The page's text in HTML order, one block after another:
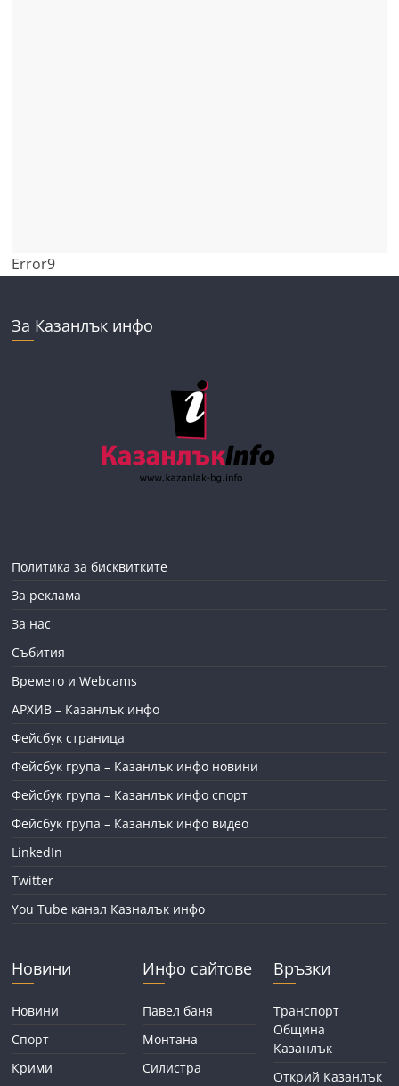
Error9
За Казанлък инфо
Политика за бисквитките
За реклама
За нас
Събития
Времето и Webcams
АРХИВ – Казанлък инфо
Фейсбук страница
Фейсбук група – Казанлък инфо новини
Фейсбук група – Казанлък инфо спорт
Фейсбук група – Казанлък инфо видео
LinkedIn
Twitter
You Tube канал Казналък инфо
Новини
Новини
Спорт
Крими
Инфо сайтове
Павел баня
Монтана
Силистра
Връзки
Транспорт
Община
Казанлък
Открий Казанлък